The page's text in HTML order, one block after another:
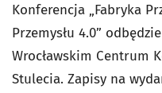
Konferencja „Fabryka
Przemysłu 4.0”
Wrocławskim Centrum
Stulecia. Zapisy na